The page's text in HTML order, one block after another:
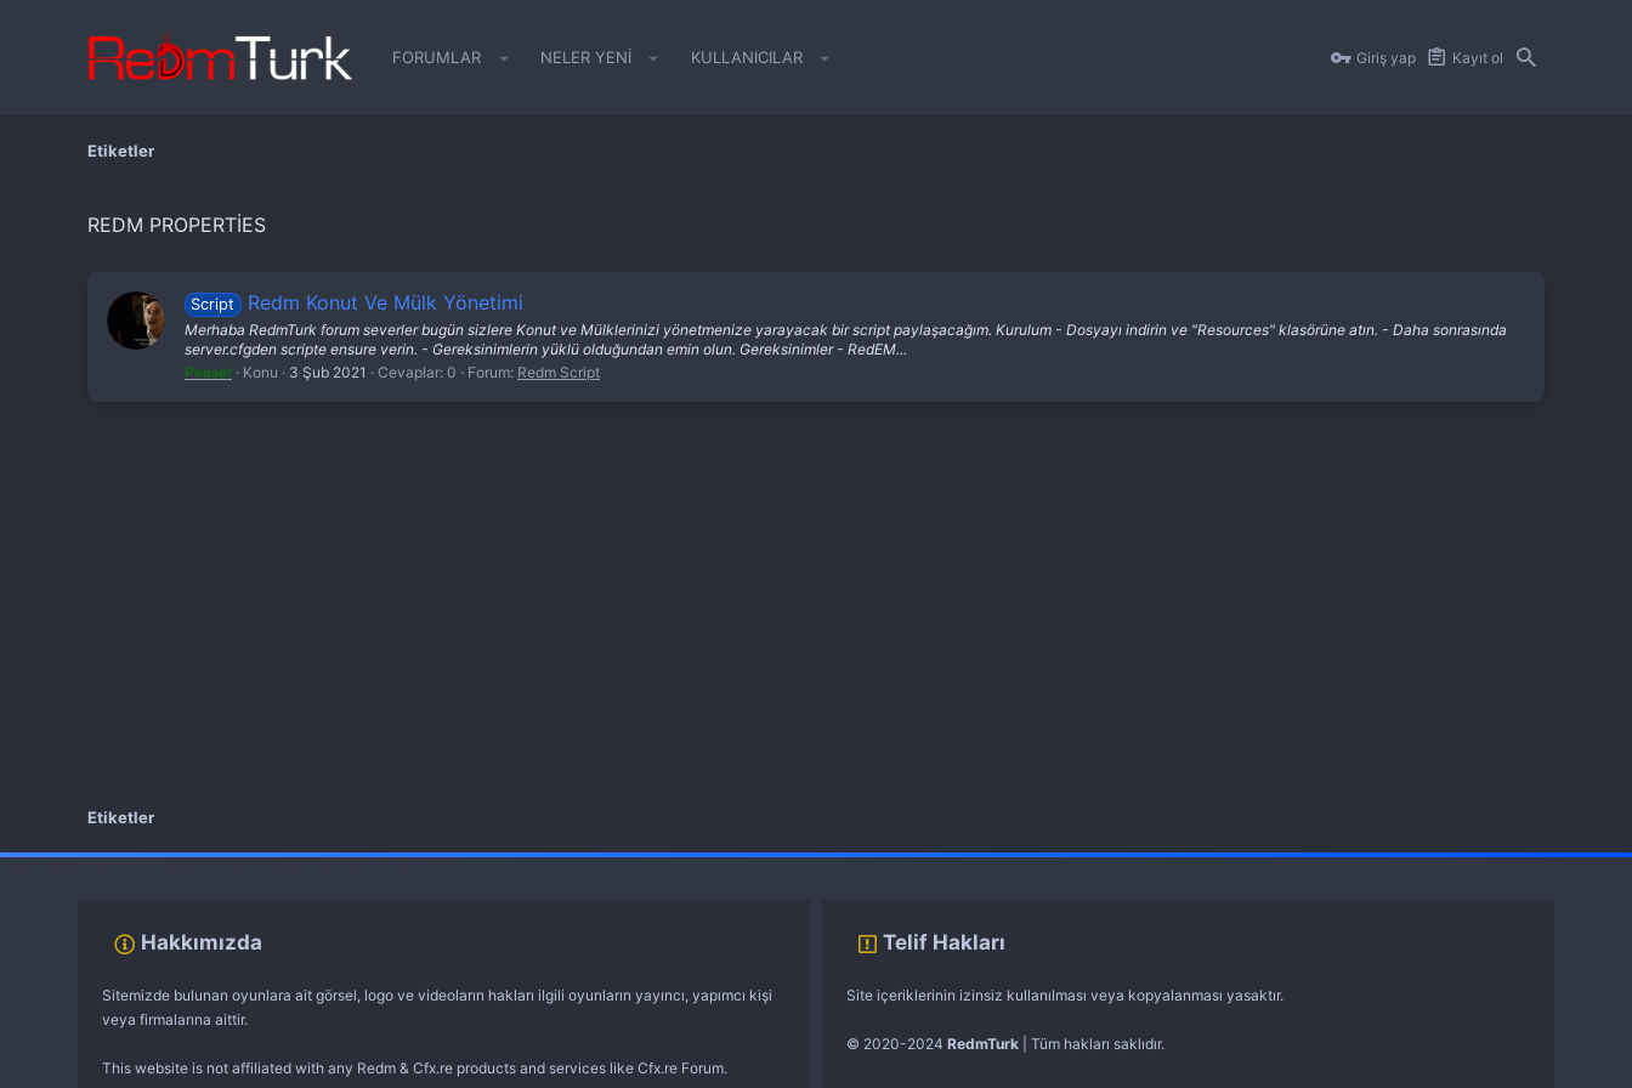
FORUMLAR NELER YENI KULLANICILAR Giriş yap Kayıt ol
Etiketler
REDM PROPERTIES
Script Redm Konut Ve Mülk Yönetimi
Merhaba RedmTurk forum severler bugün sizlere Konut ve Mülklerinizi yönetmenize yarayacak bir script paylaşacağım. Kurulum - Dosyayı indirin ve "Resources" klasörüne atın. - Daha sonrasında
server.cfgden scripte ensure verin. - Gereksinimlerin yüklü olduğundan emin olun. Gereksinimler - RedEM...
Peaset
Konu 3 Şub 2021 Cevaplar: 0 Forum: Redm Script
Etiketler
Hakkımızda
Sitemizde bulunan oyunlara ait görsel, logo ve videoların hakları ilgili oyunların yayıncı, yapımcı kişi
veya firmalarına aittir.
This website is not affiliated with any Redm & Cfx.re products and services like Cfx.re Forum.
Telif Hakları
Site içeriklerinin izinsiz kullanılması veya kopyalanması yasaktır.
© 2020-2024 RedmTurk | Tüm hakları saklıdır.